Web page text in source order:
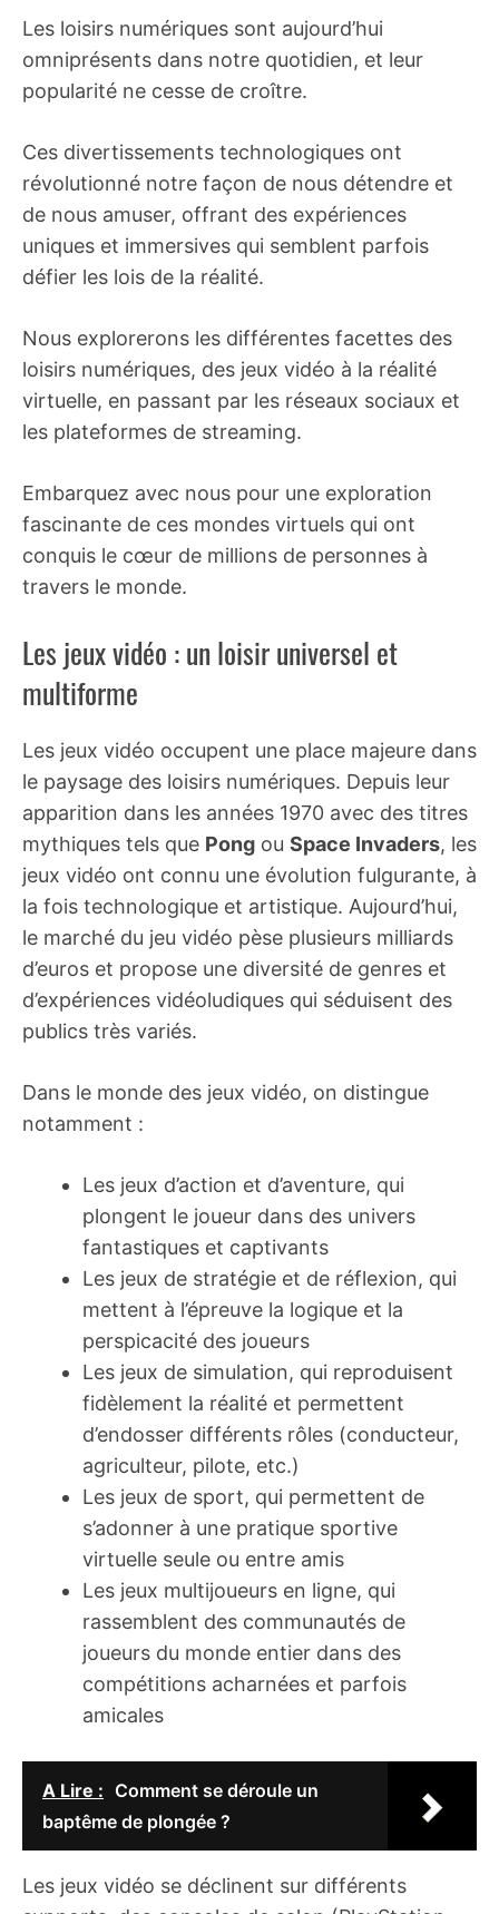
Les loisirs numériques sont aujourd’hui
omniprésents dans notre quotidien, et leur
popularité ne cesse de croître.
Ces divertissements technologiques ont
révolutionné notre façon de nous détendre et
de nous amuser, offrant des expériences
uniques et immersives qui semblent parfois
défier les lois de la réalité.
Nous explorerons les différentes facettes des
loisirs numériques, des jeux vidéo à la réalité
virtuelle, en passant par les réseaux sociaux et
les plateformes de streaming.
Embarquez avec nous pour une exploration
fascinante de ces mondes virtuels qui ont
conquis le cœur de millions de personnes à
travers le monde.
Les jeux vidéo : un loisir universel et
multiforme
Les jeux vidéo occupent une place majeure dans
le paysage des loisirs numériques. Depuis leur
apparition dans les années 1970 avec des titres
mythiques tels que Pong ou Space Invaders, les
jeux vidéo ont connu une évolution fulgurante, à
la fois technologique et artistique. Aujourd’hui,
le marché du jeu vidéo pèse plusieurs milliards
d’euros et propose une diversité de genres et
d’expériences vidéoludiques qui séduisent des
publics très variés.
Dans le monde des jeux vidéo, on distingue
notamment :
Les jeux d’action et d’aventure, qui
plongent le joueur dans des univers
fantastiques et captivants
Les jeux de stratégie et de réflexion, qui
mettent à l’épreuve la logique et la
perspicacité des joueurs
Les jeux de simulation, qui reproduisent
fidèlement la réalité et permettent
d’endosser différents rôles (conducteur,
agriculteur, pilote, etc.)
Les jeux de sport, qui permettent de
s’adonner à une pratique sportive
virtuelle seule ou entre amis
Les jeux multijoueurs en ligne, qui
rassemblent des communautés de
joueurs du monde entier dans des
compétitions acharnées et parfois
amicales
A Lire : Comment se déroule un
baptême de plongée ?
Les jeux vidéo se déclinent sur différents